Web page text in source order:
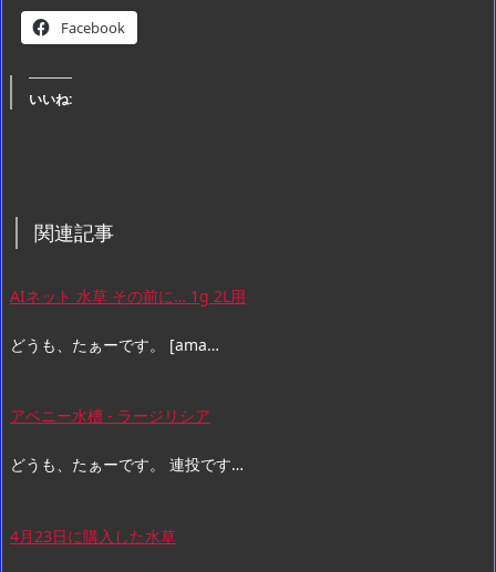
Facebook
いいね:
関連記事
AIネット 水草 その前に… 1g 2L用
どうも、たぁーです。 [ama…
アベニー水槽 - ラージリシア
どうも、たぁーです。 連投です…
4月23日に購入した水草